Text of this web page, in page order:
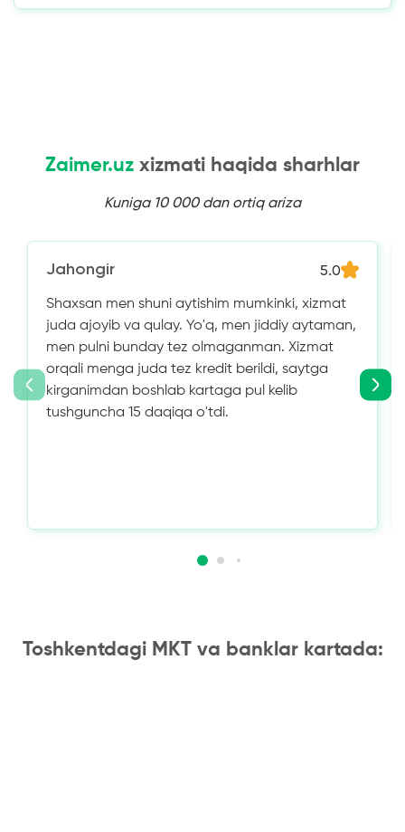
Zaimer.uz xizmati haqida sharhlar
Kuniga 10 000 dan ortiq ariza
Jahongir 5.0
Shaxsan men shuni aytishim mumkinki, xizmat
juda ajoyib va ​​qulay. Yo'q, men jiddiy aytaman,
men pulni bunday tez olmaganman. Xizmat
orqali menga juda tez kredit berildi, saytga
kirganimdan boshlab kartaga pul kelib
tushguncha 15 daqiqa o'tdi.
Toshkentdagi MKT va banklar kartada: